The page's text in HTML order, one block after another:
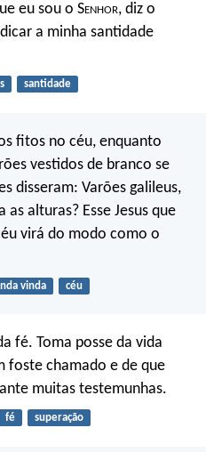
eu sou o Senhor, diz o
a minha santidade
santidade
fitos no céu, enquanto
vestidos de branco se
disseram: Varões galileus,
alturas? Esse Jesus que
virá do modo como o
vinda céu
fé. Toma posse da vida
foste chamado e de que
muitas testemunhas.
fé superação